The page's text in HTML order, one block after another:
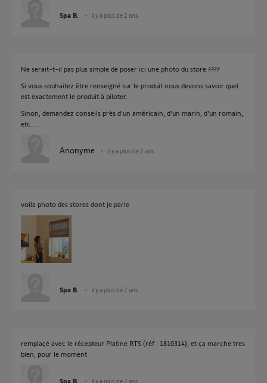
Spa B. il y a plus de 2 ans
Ne serait-t-il pas plus simple de poser ici une photo du store ????
Si vous souhaitez être renseigné sur le produit nous devons savoir quel
est exactement le produit à piloter.
Sinon, demandez conseils près d'un américain, d'un marin, d'un romain,
etc.....
Anonyme il y a plus de 2 ans
voila photo des stores dont je parle
Spa B. il y a plus de 2 ans
remplaçé avec le récepteur Platine RTS (réf : 1810314), et ça marche tres
bien, pour le moment
Spa B. il y a plus de 2 ans